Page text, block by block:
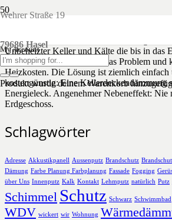
Wehrer Straße 19
79686 Hasel
My Account
Produktwurde deinem Warenkorb
Dämmung der Kellerdecke:
Unbeheizter Keller und Kälte die bis in das
viele Hausbesitzer kennen das Problem und
Heizkosten. Die Lösung ist ziemlich einfach
kostengünstig: Eine Kellerdeckendämmung
Energieleck. Angenehmer Nebeneffekt: Nie
Erdgeschoss.
Schlagwörter
Adresse Akkustikpanell Aussenputz Brandschutz
Dämung Farbe Planung Farbplanung Fassade Fogging
über Uns Innenputz Kalk Kontakt Lehmputz natürlich Putz
Schimmel Schutz Schwarz Schwimmbad
WDV wickert wir Wohnung